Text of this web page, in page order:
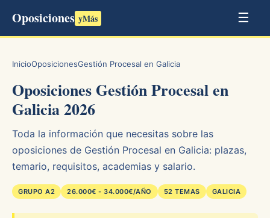
Oposiciones yMás ☰
InicioOposicionesGestión Procesal en Galicia
Oposiciones Gestión Procesal en
Galicia 2026
Toda la información que necesitas sobre las
oposiciones de Gestión Procesal en Galicia: plazas,
temario, requisitos, academias y salario.
GRUPO A2 26.000€ - 34.000€/AÑO 52 TEMAS GALICIA